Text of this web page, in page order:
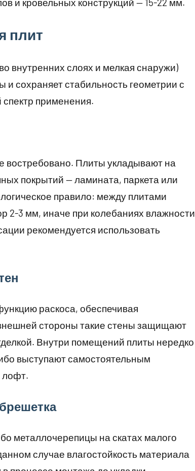
и кровельных конструкций — 15-22 мм.
плит
внутренних слоях и мелкая снаружи)
сохраняет стабильность геометрии с
применения.
востребовано. Плиты укладывают на
покрытий — ламината, паркета или
правило: между плитами
2-3 мм, иначе при колебаниях влажности
рекомендуется использовать
раскоса, обеспечивая
стороны такие стены защищают
Внутри помещений плиты нередко
выступают самостоятельным
лофт.
металлочерепицы на скатах малого
случае влагостойкость материала